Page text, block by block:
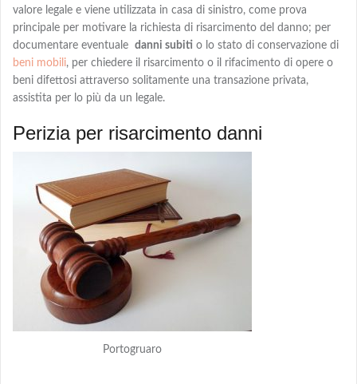
valore legale e viene utilizzata in casa di sinistro, come prova
principale per motivare la richiesta di risarcimento del danno; per
documentare eventuale danni subiti o lo stato di conservazione di
beni mobili, per chiedere il risarcimento o il rifacimento di opere o
beni difettosi attraverso solitamente una transazione privata,
assistita per lo più da un legale.
Perizia per risarcimento danni
Portogruaro